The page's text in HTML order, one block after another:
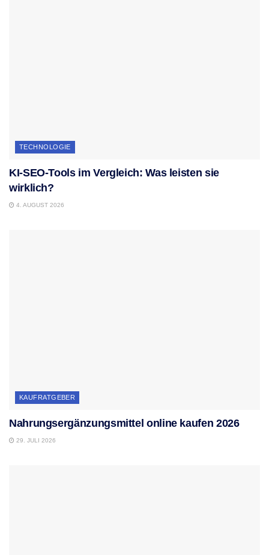
TECHNOLOGIE
KI-SEO-Tools im Vergleich: Was leisten sie
wirklich?
4. AUGUST 2026
KAUFRATGEBER
Nahrungsergänzungsmittel online kaufen 2026
29. JULI 2026